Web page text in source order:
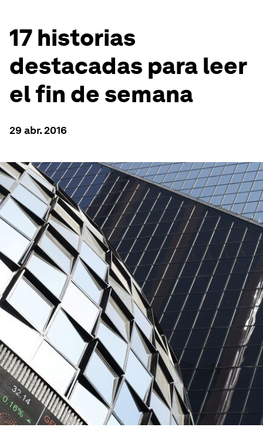
17 historias
destacadas para leer
el fin de semana
29 abr. 2016